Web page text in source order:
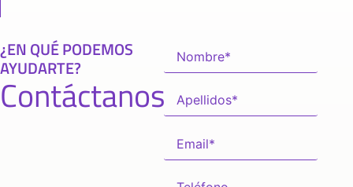
¿EN QUÉ PODEMOS
AYUDARTE?
Contáctanos